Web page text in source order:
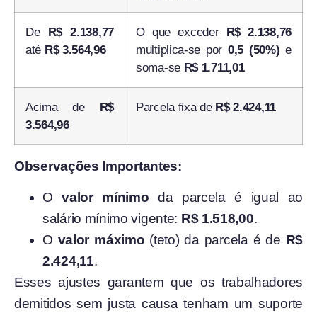
De R$ 2.138,77
até R$ 3.564,96
O que exceder R$ 2.138,76
multiplica-se por 0,5 (50%) e
soma-se R$ 1.711,01
Acima de R$
3.564,96
Parcela fixa de R$ 2.424,11
Observações Importantes:
Ovalor mínimo da parcela é igual ao
salário mínimo vigente: R$ 1.518,00.
O valor máximo (teto) da parcela é de R$
2.424,11.
Esses ajustes garantem que os trabalhadores
demitidos sem justa causa tenham um suporte